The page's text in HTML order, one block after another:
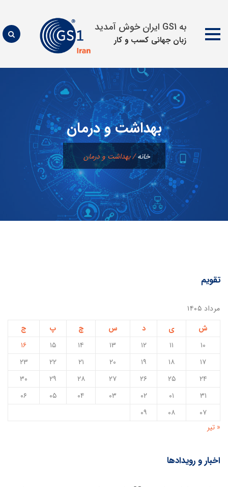
به GS1 ایران خوش آمدید
زبان جهانی كسب و كار
محتوا
بهداشت و درمان
خانه/بهداشت و درمان
تقویم
مرداد ۱۴۰۵
ش
ی د س چ پ
ج
۱۰
۱۱ ۱۲ ۱۳ ۱۴ ۱۵
۱۶
۱۷
۱۸ ۱۹ ۲۰ ۲۱ ۲۲
۲۳
۲۴
۲۵ ۲۶ ۲۷ ۲۸ ۲۹
۳۰
۳۱
۰۱ ۰۲ ۰۳ ۰۴ ۰۵
۰۶
۰۷
۰۸
۰۹
« تیر
اخبار و رویدادها